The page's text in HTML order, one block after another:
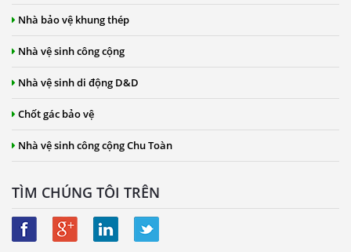
Nhà bảo vệ khung thép
Nhà vệ sinh công cộng
Nhà vệ sinh di động D&D
Chốt gác bảo vệ
Nhà vệ sinh công cộng Chu Toàn
TÌM CHÚNG TÔI TRÊN